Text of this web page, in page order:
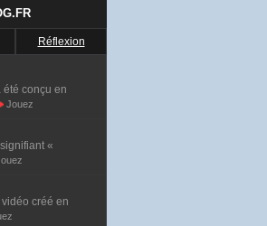
Réflexion
conçu en
Jouez
«
créé en